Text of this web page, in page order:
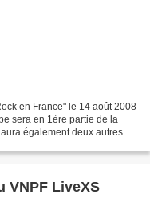
en France" le 14 août 2008
sera en 1ère partie de la
également deux autres
VNPF LiveXS